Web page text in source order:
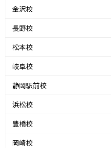
金沢校
長野校
松本校
岐阜校
静岡駅前校
浜松校
豊橋校
岡崎校